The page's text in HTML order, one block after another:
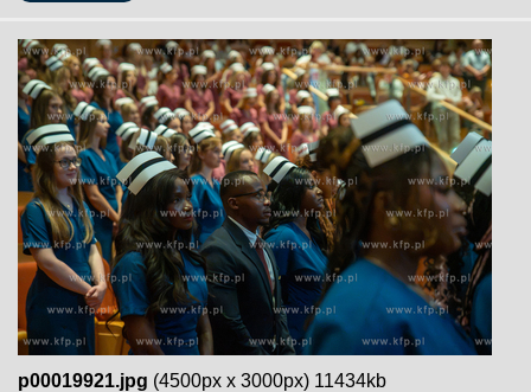
p00019921.jpg (4500px x 3000px) 11434kb